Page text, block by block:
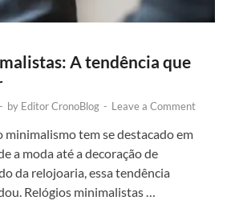
A tendência que
- by Editor CronoBlog - Leave a Comment
minimalismo tem se destacado em
a moda até a decoração de
da relojoaria, essa tendência
Relógios minimalistas …